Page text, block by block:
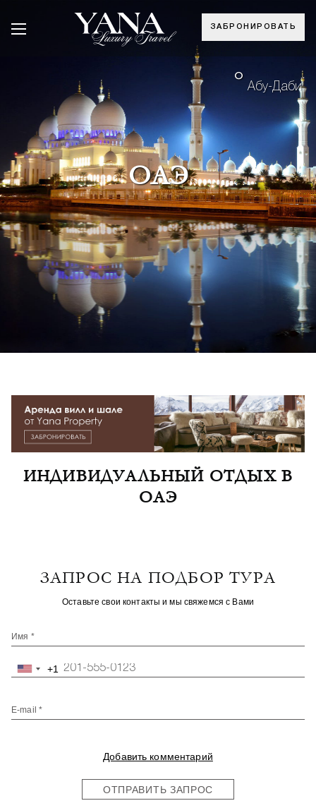
ЗАБРОНИРОВАТЬ
° Абу-Даби
ОАЭ
ИНДИВИДУАЛЬНЫЙ ОТДЫХ В
ОАЭ
ЗАПРОС НА ПОДБОР ТУРА
Оставьте свои контакты и мы свяжемся с Вами
Имя *
United+1
E-mail *
Добавить комментарий
ОТПРАВИТЬ ЗАПРОС